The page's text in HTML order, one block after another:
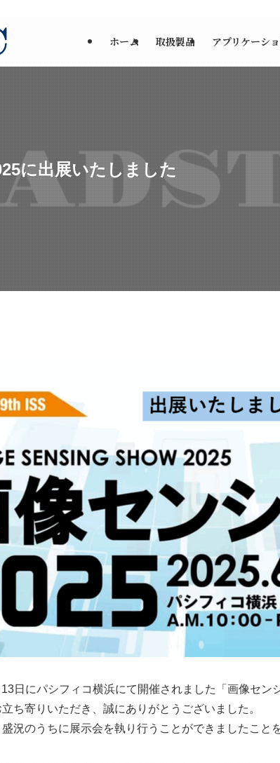
ホーム 取扱製品 アプリケーシ
に出展いたしました
日にパシフィコ横浜にて開催されました「画像セン
ち寄りいただき、誠にありがとうございました。
況のうちに展示会を執り行うことができましたこと